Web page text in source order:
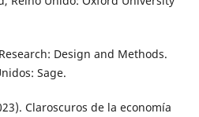
Design and Methods.
Sage.
Claroscuros de la economía